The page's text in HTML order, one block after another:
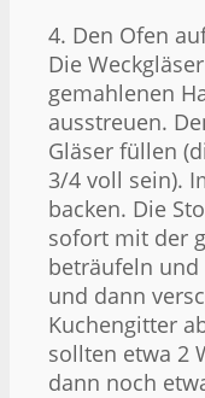
4. Den Ofen
Die
gemahlenen
ausstreuen.
Gläser füllen
3/4 voll sein).
backen. Die
sofort mit der
beträufeln und
und dann
Kuchengitter
sollten etwa 2
dann noch